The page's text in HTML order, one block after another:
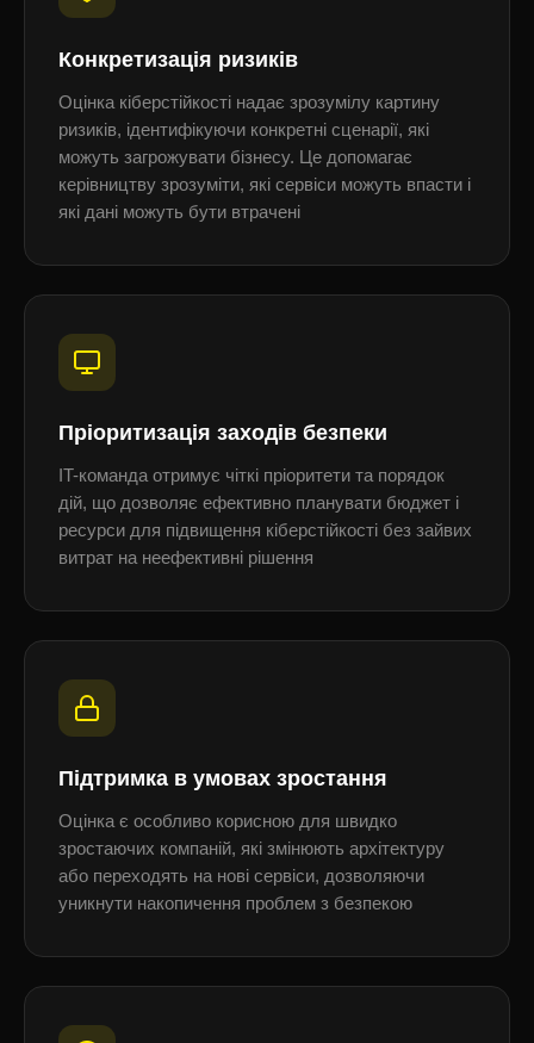
Конкретизація ризиків
Оцінка кіберстійкості надає зрозумілу картину
ризиків, ідентифікуючи конкретні сценарії, які
можуть загрожувати бізнесу. Це допомагає
керівництву зрозуміти, які сервіси можуть впасти і
які дані можуть бути втрачені
Пріоритизація заходів безпеки
IT-команда отримує чіткі пріоритети та порядок
дій, що дозволяє ефективно планувати бюджет і
ресурси для підвищення кіберстійкості без зайвих
витрат на неефективні рішення
Підтримка в умовах зростання
Оцінка є особливо корисною для швидко
зростаючих компаній, які змінюють архітектуру
або переходять на нові сервіси, дозволяючи
уникнути накопичення проблем з безпекою